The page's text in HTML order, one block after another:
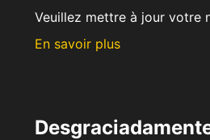
Veuillez mettre à jour votre
En savoir plus